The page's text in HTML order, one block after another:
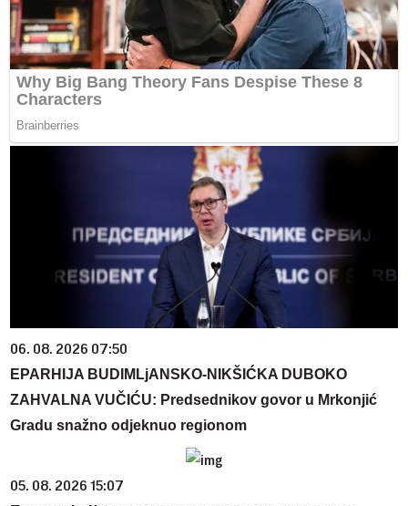
06. 08. 2026 07:50
EPARHIJA BUDIMLjANSKO-NIKŠIĆKA DUBOKO
ZAHVALNA VUČIĆU: Predsednikov govor u Mrkonjić
Gradu snažno odjeknuo regionom
05. 08. 2026 15:07